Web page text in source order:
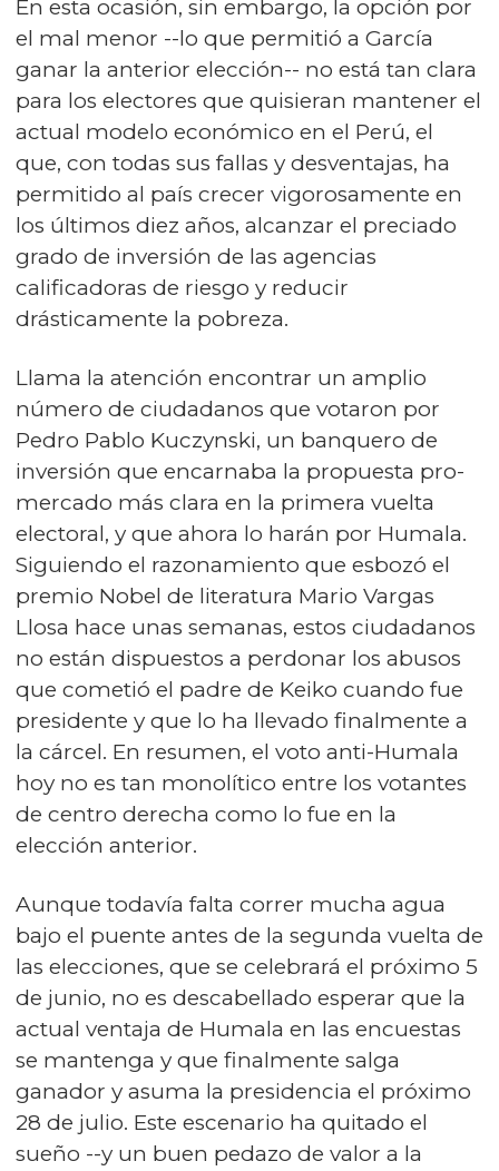
En esta ocasión, sin embargo, la opción por
el mal menor --lo que permitió a García
ganar la anterior elección-- no está tan clara
para los electores que quisieran mantener el
actual modelo económico en el Perú, el
que, con todas sus fallas y desventajas, ha
permitido al país crecer vigorosamente en
los últimos diez años, alcanzar el preciado
grado de inversión de las agencias
calificadoras de riesgo y reducir
drásticamente la pobreza.
Llama la atención encontrar un amplio
número de ciudadanos que votaron por
Pedro Pablo Kuczynski, un banquero de
inversión que encarnaba la propuesta pro-
mercado más clara en la primera vuelta
electoral, y que ahora lo harán por Humala.
Siguiendo el razonamiento que esbozó el
premio Nobel de literatura Mario Vargas
Llosa hace unas semanas, estos ciudadanos
no están dispuestos a perdonar los abusos
que cometió el padre de Keiko cuando fue
presidente y que lo ha llevado finalmente a
la cárcel. En resumen, el voto anti-Humala
hoy no es tan monolítico entre los votantes
de centro derecha como lo fue en la
elección anterior.
Aunque todavía falta correr mucha agua
bajo el puente antes de la segunda vuelta de
las elecciones, que se celebrará el próximo 5
de junio, no es descabellado esperar que la
actual ventaja de Humala en las encuestas
se mantenga y que finalmente salga
ganador y asuma la presidencia el próximo
28 de julio. Este escenario ha quitado el
sueño --y un buen pedazo de valor a la